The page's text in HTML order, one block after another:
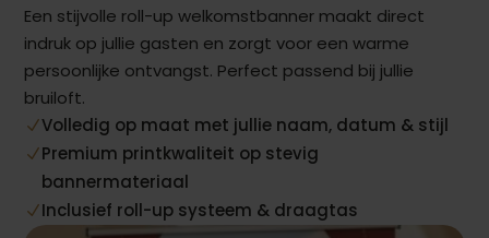
Een stijvolle roll-up welkomstbanner maakt direct
indruk op jullie gasten en zorgt voor een warme
persoonlijke ontvangst. Perfect passend bij jullie
bruiloft.
NVolledig op maat met jullie naam, datum & stijl
NPremium printkwaliteit op stevig
bannermateriaal
NInclusief roll-up systeem & draagtas